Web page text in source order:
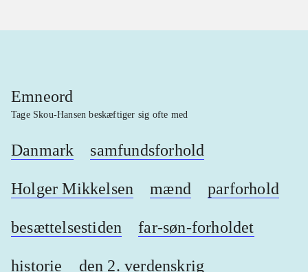
Emneord
Tage Skou-Hansen beskæftiger sig ofte med
Danmark samfundsforhold
Holger Mikkelsen mænd parforhold
besættelsestiden far-søn-forholdet
historie den 2. verdenskrig